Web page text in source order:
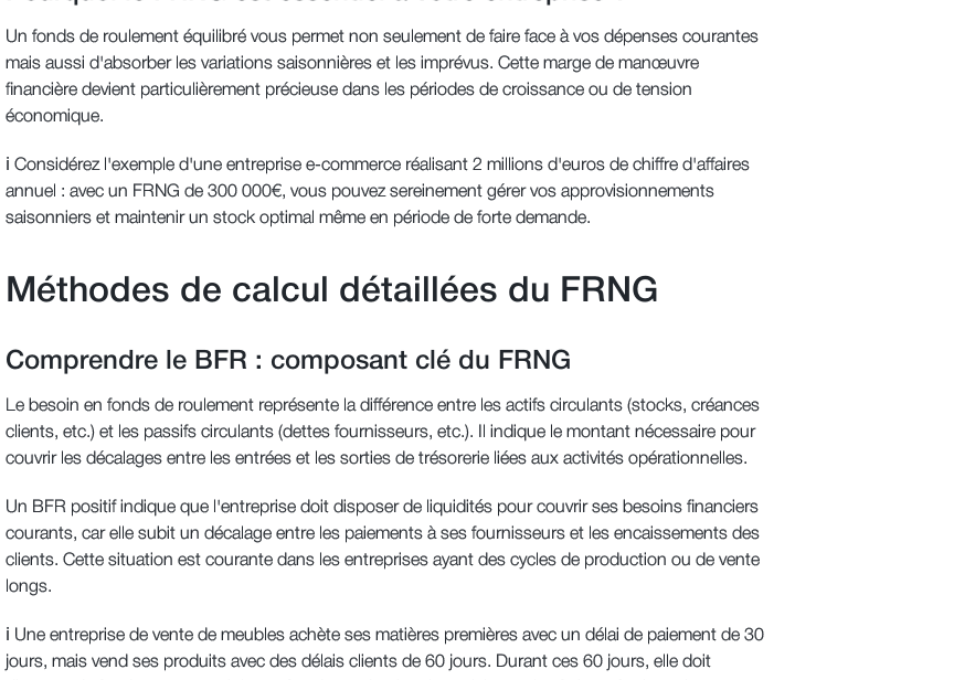
Un fonds de roulement équilibré vous permet non seulement de faire face à vos dépenses courantes
mais aussi d'absorber les variations saisonnières et les imprévus. Cette marge de manœuvre
financière devient particulièrement précieuse dans les périodes de croissance ou de tension
économique.
ℹ️ Considérez l'exemple d'une entreprise e-commerce réalisant 2 millions d'euros de chiffre d'affaires
annuel : avec un FRNG de 300 000€, vous pouvez sereinement gérer vos approvisionnements
saisonniers et maintenir un stock optimal même en période de forte demande.
Méthodes de calcul détaillées du FRNG
Comprendre le BFR : composant clé du FRNG
Le besoin en fonds de roulement représente la différence entre les actifs circulants (stocks, créances
clients, etc.) et les passifs circulants (dettes fournisseurs, etc.). Il indique le montant nécessaire pour
couvrir les décalages entre les entrées et les sorties de trésorerie liées aux activités opérationnelles.
Un BFR positif indique que l'entreprise doit disposer de liquidités pour couvrir ses besoins financiers
courants, car elle subit un décalage entre les paiements à ses fournisseurs et les encaissements des
clients. Cette situation est courante dans les entreprises ayant des cycles de production ou de vente
longs.
ℹ️ Une entreprise de vente de meubles achète ses matières premières avec un délai de paiement de 30
jours, mais vend ses produits avec des délais clients de 60 jours. Durant ces 60 jours, elle doit